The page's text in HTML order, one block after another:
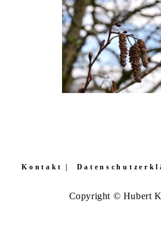
Kontakt
Copyright © Hubert